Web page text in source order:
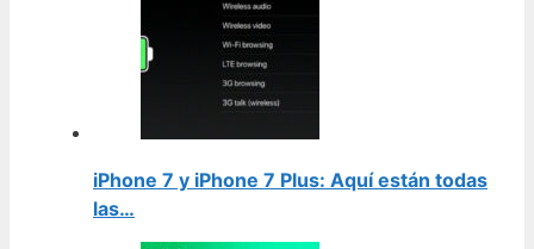
iPhone 7 y iPhone 7 Plus: Aquí están todas
las…